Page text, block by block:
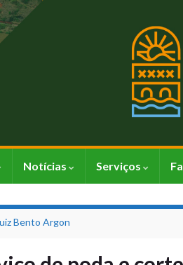
Notícias Serviços
Bento Argon